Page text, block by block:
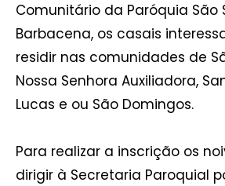
Comunitário da Paróquia São
Barbacena, os casais
residir nas comunidades de
Nossa Senhora Auxiliadora,
Lucas e ou São Domingos.
Para realizar a inscrição os
dirigir à Secretaria Paroquial